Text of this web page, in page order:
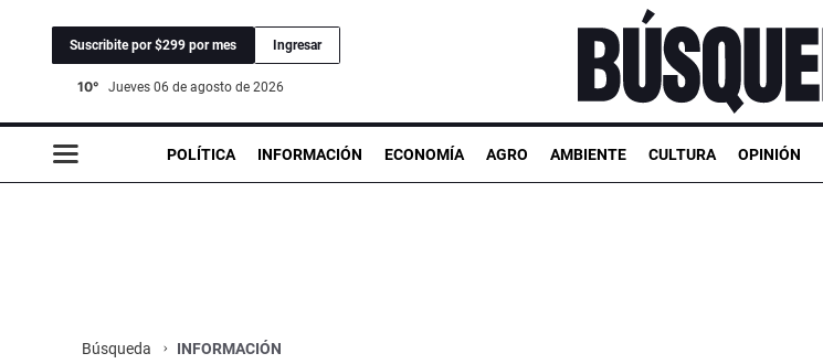
Suscribite por $299 por mes Ingresar
10° jueves 06 de agosto de 2026
POLÍTICA INFORMACIÓN ECONOMÍA AGRO AMBIENTE CULTURA OPINIÓN
Búsqueda INFORMACIÓN